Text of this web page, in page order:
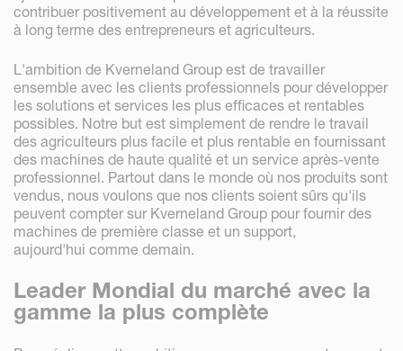
contribuer positivement au développement et à la réussite
à long terme des entrepreneurs et agriculteurs.
L'ambition de Kverneland Group est de travailler
ensemble avec les clients professionnels pour développer
les solutions et services les plus efficaces et rentables
possibles. Notre but est simplement de rendre le travail
des agriculteurs plus facile et plus rentable en fournissant
des machines de haute qualité et un service après-vente
professionnel. Partout dans le monde où nos produits sont
vendus, nous voulons que nos clients soient sûrs qu'ils
peuvent compter sur Kverneland Group pour fournir des
machines de première classe et un support,
aujourd'hui comme demain.
Leader Mondial du marché avec la
gamme la plus complète